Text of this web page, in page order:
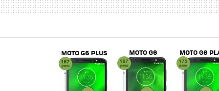
MOTO G6 PLUS MOTO G6 MOTO G6